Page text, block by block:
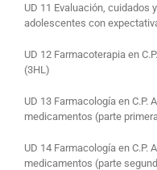
UD 11 Evaluación, cuidados
adolescentes con
UD 12 Farmacoterapia en
(3HL)
UD 13 Farmacología en
medicamentos (parte
UD 14 Farmacología en
medicamentos (parte